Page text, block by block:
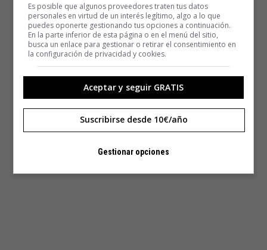
Es posible que algunos proveedores traten tus datos
personales en virtud de un interés legítimo, algo a lo que
puedes oponerte gestionando tus opciones a continuación.
En la parte inferior de esta página o en el menú del sitio,
busca un enlace para gestionar o retirar el consentimiento en
la configuración de privacidad y cookies.
Aceptar y seguir GRATIS
Suscribirse desde 10€/año
Gestionar opciones